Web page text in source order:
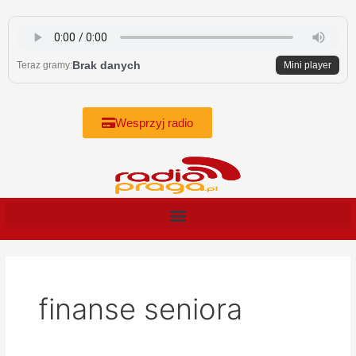
content
Teraz gramy:Brak danych Mini player
Wesprzyj radio
finanse seniora